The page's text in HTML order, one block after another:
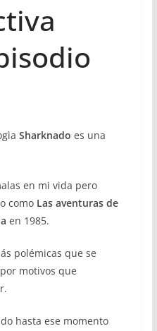
Sharknado es una
en mi vida pero
comoLas aventuras de
en 1985.
polémicas que se
motivos que
hasta ese momento